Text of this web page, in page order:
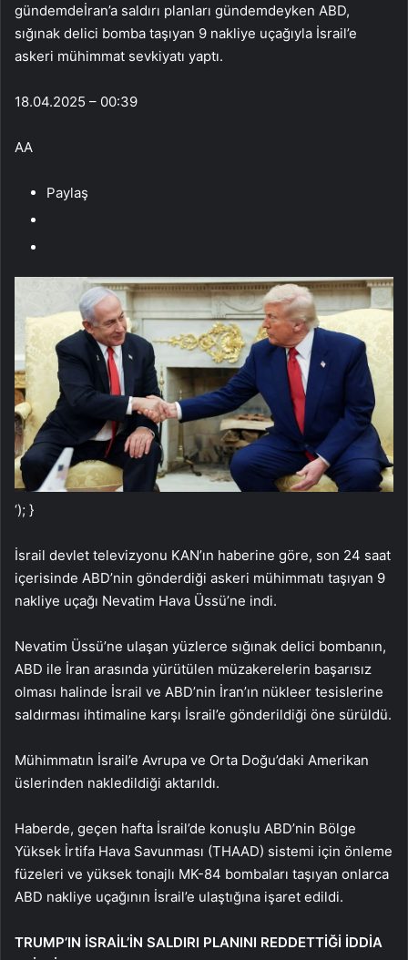
gündemdeİran’a saldırı planları gündemdeyken ABD,
sığınak delici bomba taşıyan 9 nakliye uçağıyla İsrail’e
askeri mühimmat sevkiyatı yaptı.
18.04.2025 – 00:39
AA
Paylaş
‘); }
İsrail devlet televizyonu KAN’ın haberine göre, son 24 saat
içerisinde ABD’nin gönderdiği askeri mühimmatı taşıyan 9
nakliye uçağı Nevatim Hava Üssü’ne indi.
Nevatim Üssü’ne ulaşan yüzlerce sığınak delici bombanın,
ABD ile İran arasında yürütülen müzakerelerin başarısız
olması halinde İsrail ve ABD’nin İran’ın nükleer tesislerine
saldırması ihtimaline karşı İsrail’e gönderildiği öne sürüldü.
Mühimmatın İsrail’e Avrupa ve Orta Doğu’daki Amerikan
üslerinden nakledildiği aktarıldı.
Haberde, geçen hafta İsrail’de konuşlu ABD’nin Bölge
Yüksek İrtifa Hava Savunması (THAAD) sistemi için önleme
füzeleri ve yüksek tonajlı MK-84 bombaları taşıyan onlarca
ABD nakliye uçağının İsrail’e ulaştığına işaret edildi.
TRUMP’IN İSRAİL’İN SALDIRI PLANINI REDDETTİĞİ İDDİA